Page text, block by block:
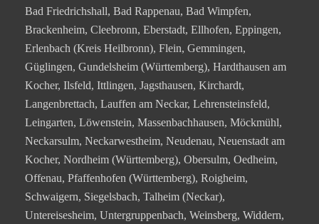
Bad Friedrichshall, Bad Rappenau, Bad Wimpfen,
Brackenheim, Cleebronn, Eberstadt, Ellhofen, Eppingen,
Erlenbach (Kreis Heilbronn), Flein, Gemmingen,
Güglingen, Gundelsheim (Württemberg), Hardthausen am
Kocher, Ilsfeld, Ittlingen, Jagsthausen, Kirchardt,
Langenbrettach, Lauffen am Neckar, Lehrensteinsfeld,
Leingarten, Löwenstein, Massenbachhausen, Möckmühl,
Neckarsulm, Neckarwestheim, Neudenau, Neuenstadt am
Kocher, Nordheim (Württemberg), Obersulm, Oedheim,
Offenau, Pfaffenhofen (Württemberg), Roigheim,
Schwaigern, Siegelsbach, Talheim (Neckar),
Untereisesheim, Untergruppenbach, Weinsberg, Widdern,